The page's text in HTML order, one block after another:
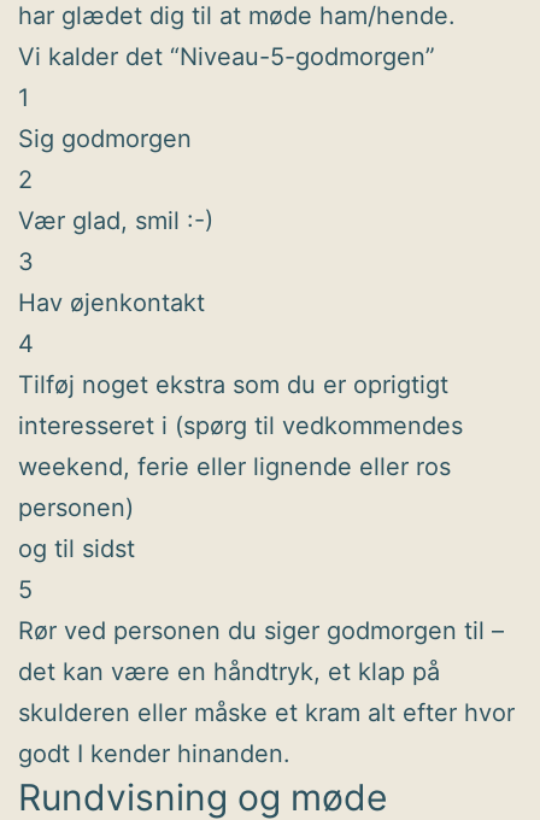
har glædet dig til at møde ham/hende.
Vi kalder det “Niveau-5-godmorgen”
1
Sig godmorgen
2
Vær glad, smil :-)
3
Hav øjenkontakt
4
Tilføj noget ekstra som du er oprigtigt
interesseret i (spørg til vedkommendes
weekend, ferie eller lignende eller ros
personen)
og til sidst
5
Rør ved personen du siger godmorgen til –
det kan være en håndtryk, et klap på
skulderen eller måske et kram alt efter hvor
godt I kender hinanden.
Rundvisning og møde